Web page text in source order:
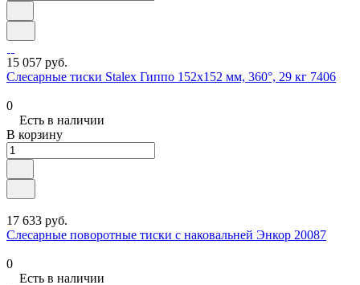
15 057 руб.
Слесарные тиски Stalex Гиппо 152x152 мм, 360°, 29 кг 7406
0
Есть в наличии
В корзину
17 633 руб.
Слесарные поворотные тиски с наковальней Энкор 20087
0
Есть в наличии